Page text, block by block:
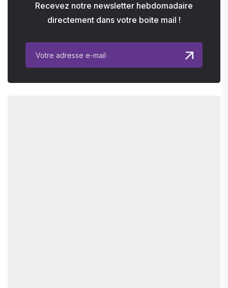
Recevez notre newsletter hebdomadaire
directement dans votre boite mail !